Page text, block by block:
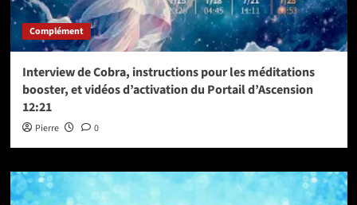
Complément
Interview de Cobra, instructions pour les méditations
booster, et vidéos d’activation du Portail d’Ascension
12:21
Pierre 0